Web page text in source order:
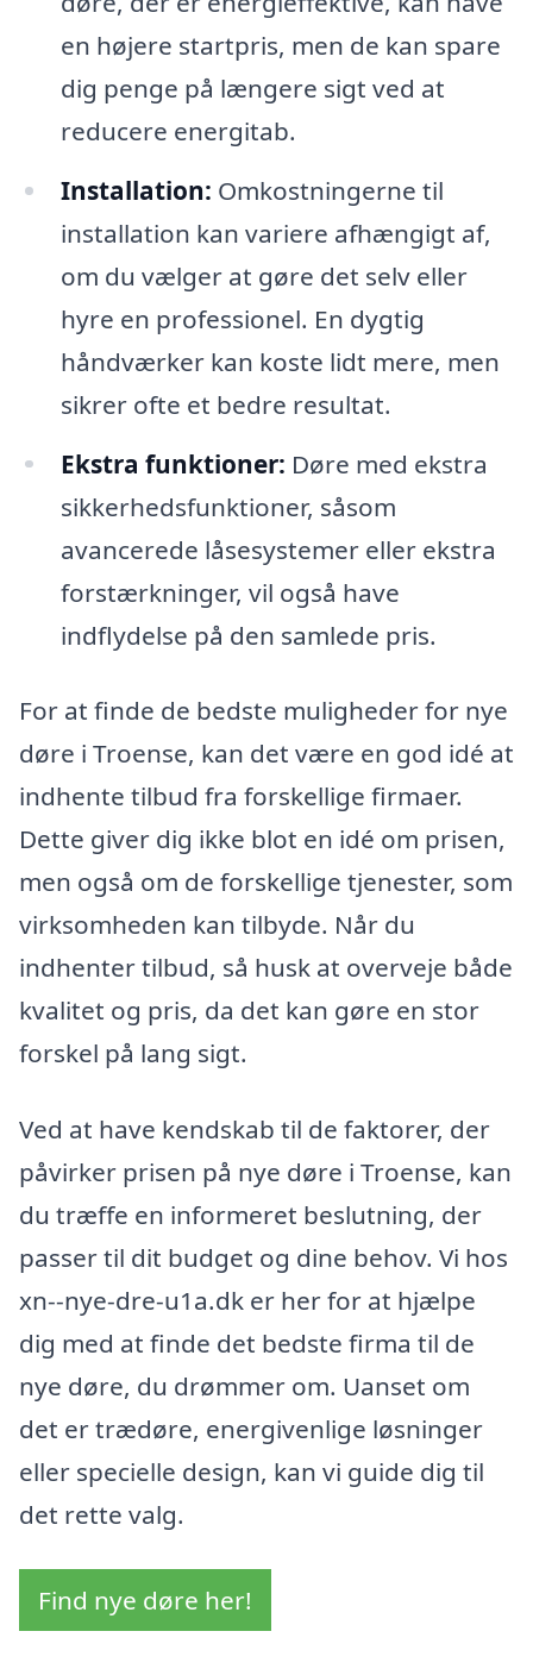
en højere startpris, men de kan spare
dig penge på længere sigt ved at
reducere energitab.
Installation: Omkostningerne til
installation kan variere afhængigt af,
om du vælger at gøre det selv eller
hyre en professionel. En dygtig
håndværker kan koste lidt mere, men
sikrer ofte et bedre resultat.
Ekstra funktioner: Døre med ekstra
sikkerhedsfunktioner, såsom
avancerede låsesystemer eller ekstra
forstærkninger, vil også have
indflydelse på den samlede pris.
For at finde de bedste muligheder for nye
døre i Troense, kan det være en god idé at
indhente tilbud fra forskellige firmaer.
Dette giver dig ikke blot en idé om prisen,
men også om de forskellige tjenester, som
virksomheden kan tilbyde. Når du
indhenter tilbud, så husk at overveje både
kvalitet og pris, da det kan gøre en stor
forskel på lang sigt.
Ved at have kendskab til de faktorer, der
påvirker prisen på nye døre i Troense, kan
du træffe en informeret beslutning, der
passer til dit budget og dine behov. Vi hos
xn--nye-dre-u1a.dk er her for at hjælpe
dig med at finde det bedste firma til de
nye døre, du drømmer om. Uanset om
det er trædøre, energivenlige løsninger
eller specielle design, kan vi guide dig til
det rette valg.
Find nye døre her!